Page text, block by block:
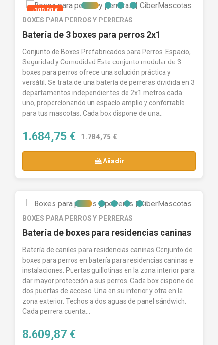
-100,00 €
BOXES PARA PERROS Y PERRERAS
Batería de 3 boxes para perros 2x1
Conjunto de Boxes Prefabricados para Perros: Espacio,
Seguridad y Comodidad Este conjunto modular de 3
boxes para perros ofrece una solución práctica y
versátil. Se trata de una batería de perreras dividida en 3
departamentos independientes de 2x1 metros cada
uno, proporcionando un espacio amplio y confortable
para tus mascotas. Cada box dispone de una...
1.684,75 € 1.784,75 €
Añadir
BOXES PARA PERROS Y PERRERAS
Batería de boxes para residencias caninas
Batería de caniles para residencias caninas Conjunto de
boxes para perros en batería para residencias caninas e
instalaciones. Puertas guillotinas en la zona interior para
dar mayor protección a sus perros. Cada box dispone de
dos puertas de acceso. Una en su interior y otra en la
zona exterior. Techos a dos aguas de panel sándwich.
Cada perrera cuenta...
8.609,87 €